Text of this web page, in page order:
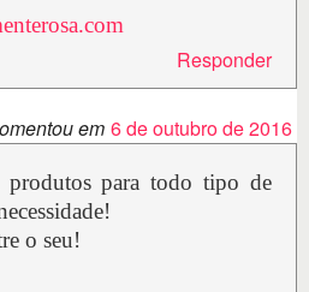
Responder
em 6 de outubro de 2016
produtos para todo tipo de
o seu!